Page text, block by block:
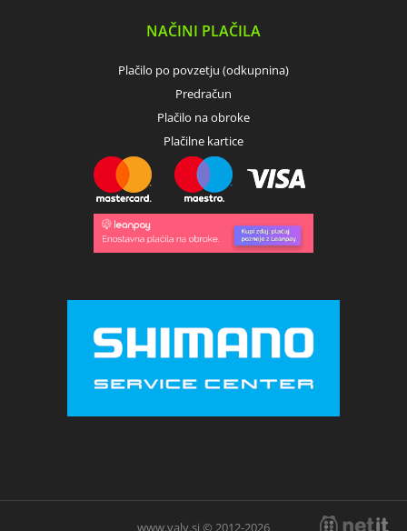
NAČINI PLAČILA
Plačilo po povzetju (odkupnina)
Predračun
Plačilo na obroke
Plačilne kartice
www.valy.si © 2012-2026